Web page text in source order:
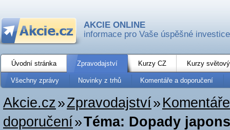
AKCIE ONLINE
informace pro Vaše úspěšné investice
Úvodní stránka Zpravodajství Kurzy CZ Kurzy
Všechny zprávy Novinky z trhů Komentáře a doporučení
Akcie.cz»Zpravodajství»
doporučení»Téma: Dopady